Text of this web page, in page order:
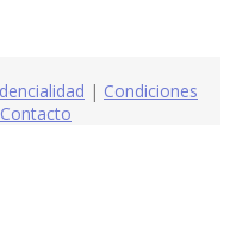
| Condiciones
Contacto